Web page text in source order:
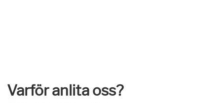
Varför anlita oss?